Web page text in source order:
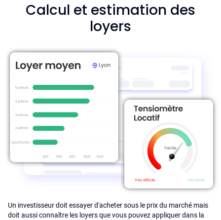
Calcul et estimation des
loyers
Un investisseur doit essayer d'acheter sous le prix du marché mais
doit aussi connaître les loyers que vous pouvez appliquer dans la